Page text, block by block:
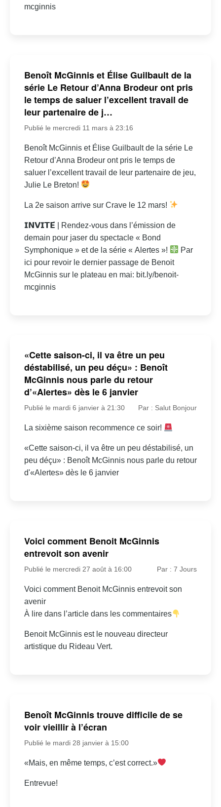
mcginnis
Benoît McGinnis et Élise Guilbault de la
série Le Retour d’Anna Brodeur ont pris
le temps de saluer l’excellent travail de
leur partenaire de j…
Publié le mercredi 11 mars à 23:16
Benoît McGinnis et Élise Guilbault de la série Le
Retour d’Anna Brodeur ont pris le temps de
saluer l’excellent travail de leur partenaire de jeu,
Julie Le Breton!
La 2e saison arrive sur Crave le 12 mars!
𝗜𝗡𝗩𝗜𝗧𝗘́ | Rendez-vous dans l’émission de
demain pour jaser du spectacle « Bond
Symphonique » et de la série « Alertes »!
Par
ici pour revoir le dernier passage de Benoit
McGinnis sur le plateau en mai: bit.ly/benoit-
mcginnis
«Cette saison-ci, il va être un peu
déstabilisé, un peu déçu» : Benoît
McGinnis nous parle du retour
d’«Alertes» dès le 6 janvier
Publié le mardi 6 janvier à 21:30 Par : Salut Bonjour
La sixième saison recommence ce soir!
«Cette saison-ci, il va être un peu déstabilisé, un
peu déçu» : Benoît McGinnis nous parle du retour
d'«Alertes» dès le 6 janvier
Voici comment Benoit McGinnis
entrevoit son avenir
Publié le mercredi 27 août à 16:00 Par : 7 Jours
Voici comment Benoit McGinnis entrevoit son
avenir
À lire dans l’article dans les commentaires
Benoit McGinnis est le nouveau directeur
artistique du Rideau Vert.
Benoît McGinnis trouve difficile de se
voir vieillir à l’écran
Publié le mardi 28 janvier à 15:00
«Mais, en même temps, c’est correct.»
Entrevue!